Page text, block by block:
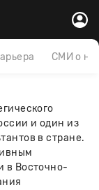
СМИ о
и один из
в стране.
в Восточно-